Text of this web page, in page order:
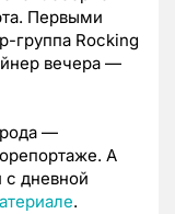
Первыми
группа Rocking
вечера —
—
А
с дневной
.